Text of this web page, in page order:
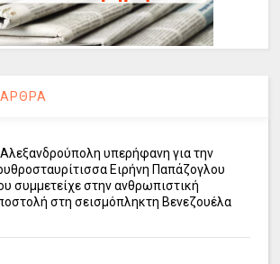
υπερήφανη για την
Ειρήνη Παπάζογλου
συμμετείχε στην ανθρωπιστική
στη σεισμόπληκτη Βενεζουέλα